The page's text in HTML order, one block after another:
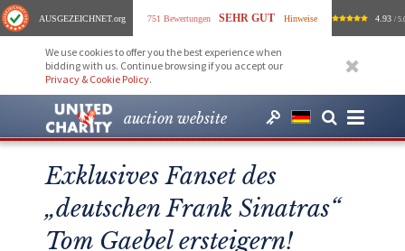
AUSGEZEICHNET.org 751 Bewertungen SEHR GUT Hinweise 4.93 /
We use cookies to offer you the best experience when
bidding with us. Continue browsing if you accept our
Privacy & Cookie Policy.
auction website
Exklusives Fanset des
„deutschen Frank Sinatras“
Tom Gaebel ersteigern!